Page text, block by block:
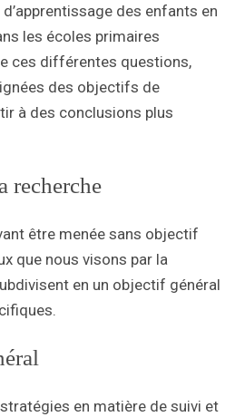
charge et les
situation de
classiques? Au
nous nous
recherche en
Toute recherche
préalablement
présente
Analyser